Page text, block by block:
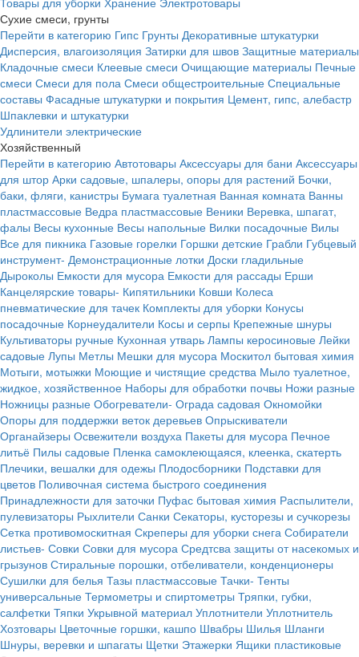
Сухие смеси, грунты
Перейти в категорию Гипс Грунты Декоративные штукатурки
Дисперсия, влагоизоляция Затирки для швов Защитные материалы
Кладочные смеси Клеевые смеси Очищающие материалы Печные
смеси Смеси для пола Смеси общестроительные Специальные
составы Фасадные штукатурки и покрытия Цемент, гипс, алебастр
Шпаклевки и штукатурки
Удлинители электрические
Хозяйственный
Перейти в категорию Автотовары Аксессуары для бани Аксессуары
для штор Арки садовые, шпалеры, опоры для растений Бочки,
баки, фляги, канистры Бумага туалетная Ванная комната Ванны
пластмассовые Ведра пластмассовые Веники Веревка, шпагат,
фалы Весы кухонные Весы напольные Вилки посадочные Вилы
Все для пикника Газовые горелки Горшки детские Грабли Губцевый
инструмент- Демонстрационные лотки Доски гладильные
Дыроколы Емкости для мусора Емкости для рассады Ерши
Канцелярские товары- Кипятильники Ковши Колеса
пневматические для тачек Комплекты для уборки Конусы
посадочные Корнеудалители Косы и серпы Крепежные шнуры
Культиваторы ручные Кухонная утварь Лампы керосиновые Лейки
садовые Лупы Метлы Мешки для мусора Москитол бытовая химия
Мотыги, мотыжки Моющие и чистящие средства Мыло туалетное,
жидкое, хозяйственное Наборы для обработки почвы Ножи разные
Ножницы разные Обогреватели- Ограда садовая Окномойки
Опоры для поддержки веток деревьев Опрыскиватели
Органайзеры Освежители воздуха Пакеты для мусора Печное
литьё Пилы садовые Пленка самоклеющаяся, клеенка, скатерть
Плечики, вешалки для одежы Плодосборники Подставки для
цветов Поливочная система быстрого соединения
Принадлежности для заточки Пуфас бытовая химия Распылители,
пулевизаторы Рыхлители Санки Секаторы, кусторезы и сучкорезы
Сетка противомоскитная Скреперы для уборки снега Собиратели
листьев- Совки Совки для мусора Средтсва защиты от насекомых и
грызунов Стиральные порошки, отбеливатели, конденционеры
Сушилки для белья Тазы пластмассовые Тачки- Тенты
универсальные Термометры и спиртометры Тряпки, губки,
салфетки Тяпки Укрывной материал Уплотнители Уплотнитель
Хозтовары Цветочные горшки, кашпо Швабры Шилья Шланги
Шнуры, веревки и шпагаты Щетки Этажерки Ящики пластиковые